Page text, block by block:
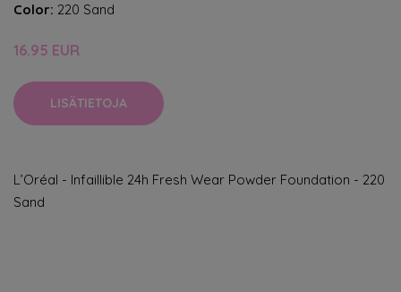
Color: 220 Sand
16.95 EUR
LISÄTIETOJA
L’Oréal - Infaillible 24h Fresh Wear Powder Foundation - 220
Sand